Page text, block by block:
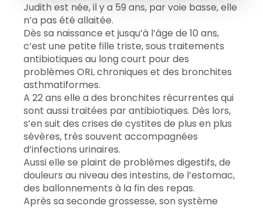
Judith est née, il y a 59 ans, par voie basse, elle
n’a pas été allaitée.
Dès sa naissance et jusqu’à l’âge de 10 ans,
c’est une petite fille triste, sous traitements
antibiotiques au long court pour des
problèmes ORL chroniques et des bronchites
asthmatiformes.
A 22 ans elle a des bronchites récurrentes qui
sont aussi traitées par antibiotiques. Dès lors,
s’en suit des crises de cystites de plus en plus
sévères, très souvent accompagnées
d’infections urinaires.
Aussi elle se plaint de problèmes digestifs, de
douleurs au niveau des intestins, de l’estomac,
des ballonnements à la fin des repas.
Après sa seconde grossesse, son système